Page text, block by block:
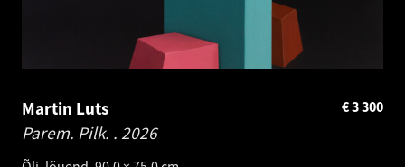
Martin Luts
Parem. Pilk. . 2026
3 300
€